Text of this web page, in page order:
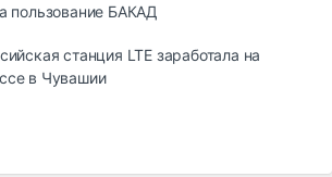
пользование БАКАД
станция LTE заработала на
в Чувашии